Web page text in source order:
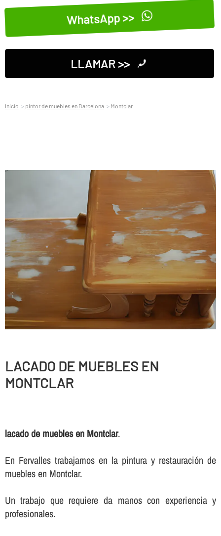
WhatsApp >>
LLAMAR >>
Inicio pintor de muebles en Barcelona Montclar
LACADO DE MUEBLES EN
MONTCLAR
lacado de muebles en Montclar.
En Fervalles trabajamos en la pintura y restauración de
muebles en Montclar.
Un trabajo que requiere da manos con experiencia y
profesionales.